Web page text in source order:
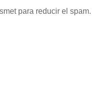
para reducir el spam.